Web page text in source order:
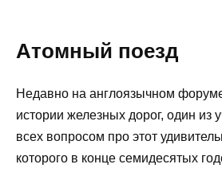
Атомный поезд
Недавно на англоязычном
истории железных дорог, один из
всех вопросом про этот
которого в конце семидесятых